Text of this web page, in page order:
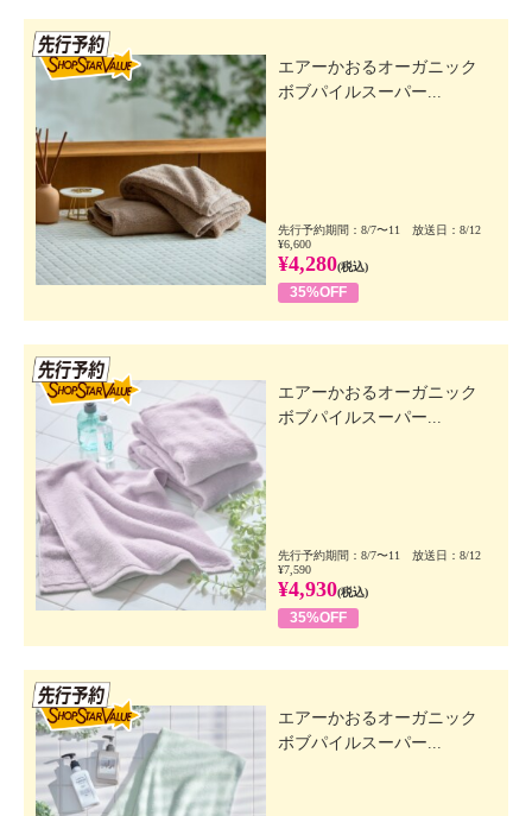
エアーかおるオーガニック
ボブパイルスーパー...
先行予約期間：8/7〜11 放送日：8/12
¥6,600
¥4,280(税込)
35%OFF
エアーかおるオーガニック
ボブパイルスーパー...
先行予約期間：8/7〜11 放送日：8/12
¥7,590
¥4,930(税込)
35%OFF
エアーかおるオーガニック
ボブパイルスーパー...